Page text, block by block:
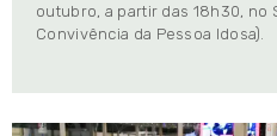
outubro, a partir das 18h30, no
Convivência da Pessoa Idosa).